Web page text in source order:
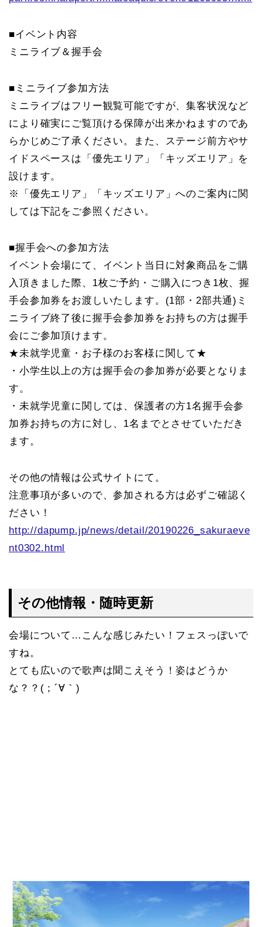
■イベント内容
ミニライブ＆握手会
■ミニライブ参加方法
ミニライブはフリー観覧可能ですが、集客状況など
により確実にご覧頂ける保障が出来かねますのであ
らかじめご了承ください。また、ステージ前方やサ
イドスペースは「優先エリア」「キッズエリア」を
設けます。
※「優先エリア」「キッズエリア」へのご案内に関
しては下記をご参照ください。
■握手会への参加方法
イベント会場にて、イベント当日に対象商品をご購
入頂きました際、1枚ご予約・ご購入につき1枚、握
手会参加券をお渡しいたします。(1部・2部共通)ミ
ニライブ終了後に握手会参加券をお持ちの方は握手
会にご参加頂けます。
★未就学児童・お子様のお客様に関して★
・小学生以上の方は握手会の参加券が必要となりま
す。
・未就学児童に関しては、保護者の方1名握手会参
加券お持ちの方に対し、1名までとさせていただき
ます。
その他の情報は公式サイトにて。
注意事項が多いので、参加される方は必ずご確認く
ださい！
http://dapump.jp/news/detail/20190226_sakuraeve
nt0302.html
その他情報・随時更新
会場について…こんな感じみたい！フェスっぽいで
すね。
とても広いので歌声は聞こえそう！姿はどうか
な？？(；´∀｀)